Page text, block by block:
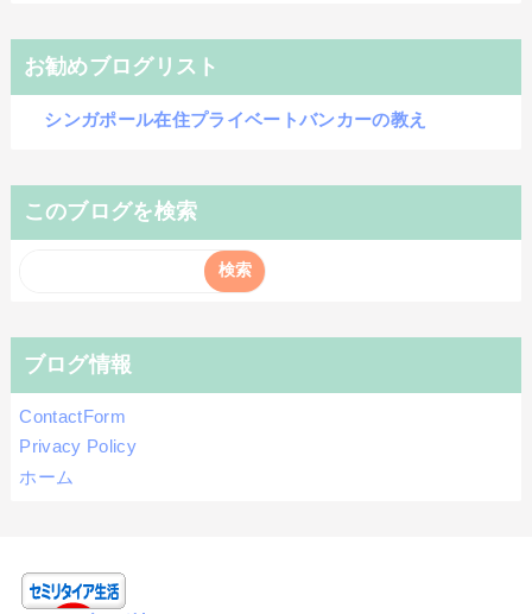
お勧めブログリスト
シンガポール在住プライベートバンカーの教え
このブログを検索
ブログ情報
ContactForm
Privacy Policy
ホーム